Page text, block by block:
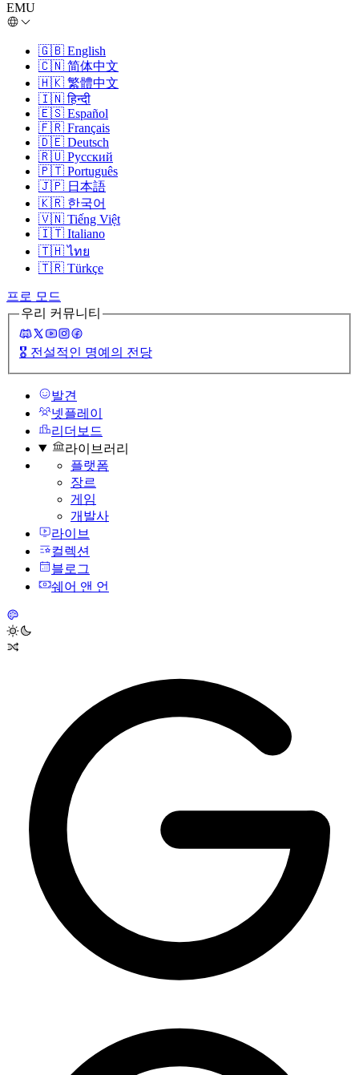
EMU
🇬🇧 English
🇨🇳 简体中文
🇭🇰 繁體中文
🇮🇳 हिन्दी
🇪🇸 Español
🇫🇷 Français
🇩🇪 Deutsch
🇷🇺 Русский
🇵🇹 Português
🇯🇵 日本語
🇰🇷 한국어
🇻🇳 Tiếng Việt
🇮🇹 Italiano
🇹🇭 ไทย
🇹🇷 Türkçe
프로 모드
우리 커뮤니티
🎖️ 전설적인 명예의 전당
발견
넷플레이
리더보드
라이브러리
플랫폼
장르
게임
개발사
라이브
컬렉션
블로그
쉐어 앤 언